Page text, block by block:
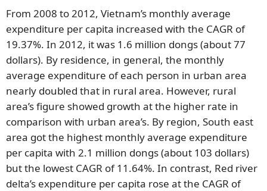
From 2008 to 2012, Vietnam’s monthly average
expenditure per capita increased with the CAGR of
19.37%. In 2012, it was 1.6 million dongs (about 77
dollars). By residence, in general, the monthly
average expenditure of each person in urban area
nearly doubled that in rural area. However, rural
area’s figure showed growth at the higher rate in
comparison with urban area’s. By region, South east
area got the highest monthly average expenditure
per capita with 2.1 million dongs (about 103 dollars)
but the lowest CAGR of 11.64%. In contrast, Red river
delta’s expenditure per capita rose at the CAGR of